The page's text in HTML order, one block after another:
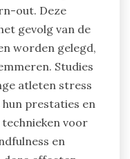
out. Deze
gevolg van de
worden gelegd,
Studies
atleten stress
prestaties en
voor
en